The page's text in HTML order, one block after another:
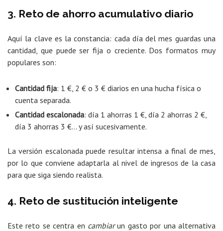
3. Reto de ahorro acumulativo diario
Aquí la clave es la constancia: cada día del mes guardas una
cantidad, que puede ser fija o creciente. Dos formatos muy
populares son:
Cantidad fija: 1 €, 2 € o 3 € diarios en una hucha física o
cuenta separada.
Cantidad escalonada: día 1 ahorras 1 €, día 2 ahorras 2 €,
día 3 ahorras 3 €… y así sucesivamente.
La versión escalonada puede resultar intensa a final de mes,
por lo que conviene adaptarla al nivel de ingresos de la casa
para que siga siendo realista.
4. Reto de sustitución inteligente
Este reto se centra en cambiarun gasto por una alternativa